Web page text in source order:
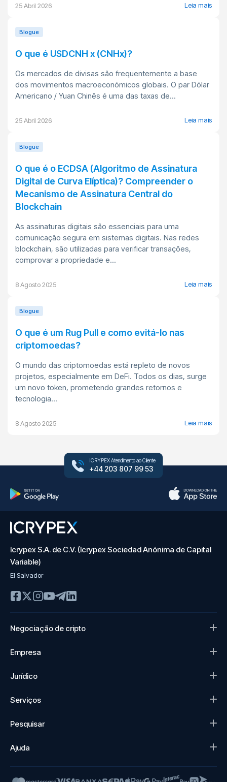
25 Abril 2026 Leia mais
Blogue
O que é USDCNH x (CNHx)?
Os mercados de divisas são frequentemente a base
dos movimentos macroeconómicos globais. O par Dólar
Americano / Yuan Chinês é uma das taxas de...
25 Abril 2026 Leia mais
Blogue
O que é o ECDSA (Algoritmo de Assinatura
Digital de Curva Elíptica)? Compreender o
Mecanismo de Assinatura Central do
Blockchain
As assinaturas digitais são essenciais para uma
comunicação segura em sistemas digitais. Nas redes
blockchain, são utilizadas para verificar transações,
comprovar a propriedade e...
8 Agosto 2025 Leia mais
Blogue
O que é um Rug Pull e como evitá-lo nas
criptomoedas?
O mundo das criptomoedas está repleto de novos
projetos, especialmente em DeFi. Todos os dias, surge
um novo token, prometendo grandes retornos e
tecnologia...
8 Agosto 2025 Leia mais
ICRYPEX Atendimento ao Cliente
+44 203 807 99 53
Icrypex S.A. de C.V. (Icrypex Sociedad Anónima de Capital
Variable)
El Salvador
Negociação de cripto
Empresa
Jurídico
Serviços
Pesquisar
Ajuda